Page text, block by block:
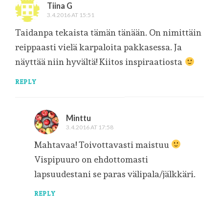
Tiina G
3.4.2016 AT 15:51
Taidanpa tekaista tämän tänään. On nimittäin
reippaasti vielä karpaloita pakkasessa. Ja
näyttää niin hyvältä! Kiitos inspiraatiosta
REPLY
Minttu
3.4.2016 AT 17:58
Mahtavaa! Toivottavasti maistuu
Vispipuuro on ehdottomasti
lapsuudestani se paras välipala/jälkkäri.
REPLY